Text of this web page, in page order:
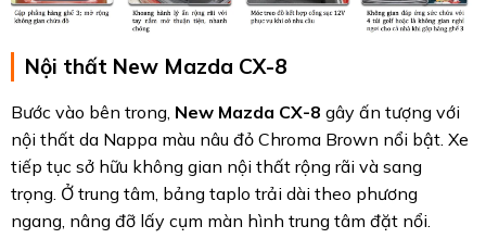
Nội thất New Mazda CX-8
Bước vào bên trong, New Mazda CX-8 gây ấn tượng với
nội thất da Nappa màu nâu đỏ Chroma Brown nổi bật. Xe
tiếp tục sở hữu không gian nội thất rộng rãi và sang
trọng. Ở trung tâm, bảng taplo trải dài theo phương
ngang, nâng đỡ lấy cụm màn hình trung tâm đặt nổi.